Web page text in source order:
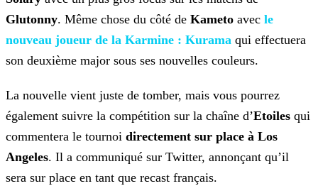
Glutonny. Même chose du côté de Kameto avec le
nouveau joueur de la Karmine : Kurama qui effectuera
son deuxième major sous ses nouvelles couleurs.
La nouvelle vient juste de tomber, mais vous pourrez
également suivre la compétition sur la chaîne d’Etoiles qui
commentera le tournoi directement sur place à Los
Angeles. Il a communiqué sur Twitter, annonçant qu’il
sera sur place en tant que recast français.